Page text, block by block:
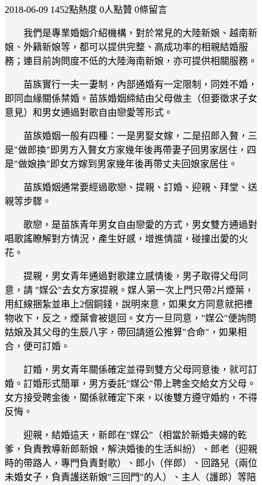
2018-06-09 1452點熱度 0人點贊 0條留言
我們是專業婚姻介紹機構，對於常見的大陸新娘、越南新
娘、外籍新娘等，都可以提供完整、高成功率的相親結婚服
務；連目前詢問度不低的大陸海南新娘，亦可提供相關服務。
苗族實行一夫一妻制，內部通婚有一定限制，同姓不婚，
即同血緣關係禁婚。苗族婚姻締結由父母做主（但要徵求子女
意見）和男女通過對歌自由戀愛等形式。
苗族婚姻一般有四種：一是男娶女嫁，二是招郎入贅，三
是"做郎換"即男方入贅女方家幾年後再帶妻子回男家居住，四
是"做娘換"即女方嫁到男家幾年後再帶丈夫回娘家居住。
苗族婚姻通常要經過歌戀、提親、訂婚、迎親、拜堂、送
親等步驟。
歌戀，是苗族青年男女自由戀愛的方式，男女雙方通過對
唱歌謠瞭解對方情況，產生好感，增進情誼，碰撞出愛的火
花。
提親，男女青年通過對歌建立感情後，男子取得父母同
意，請 "媒公"去女方家提親。媒人第一次上門只帶2片煙葉，
用紅線捆紮並串上2個銅錢，說明來意，如果女方同意就把禮
物收下，反之，煙葉會被退回。女方一旦同意，"媒公"便詢問
姑娘及其父母的生辰八字，帶回請道公推算"合命"，如果相
合，便可訂婚。
訂婚，男女青年關係確定並得到雙方父母同意後，就可訂
婚。訂婚形式簡單，男方委託"媒公"帶上聘金交給女方父母。
女方接受聘金後，關係就確定下來，以後雙方遵守婚約，不得
反悔。
迎親，結婚這天，新郎在"媒公"（相當於新婚夫婦的乾
爹，負責教導新郎新娘，解決婚後的生活糾紛）、郎老（迎親
時的帶路人，專門負責對歌）、郎小（伴郎）、回路兒（兩位
未婚女子，負責護送新娘"三回門"的人）、主人（護郎）等陪